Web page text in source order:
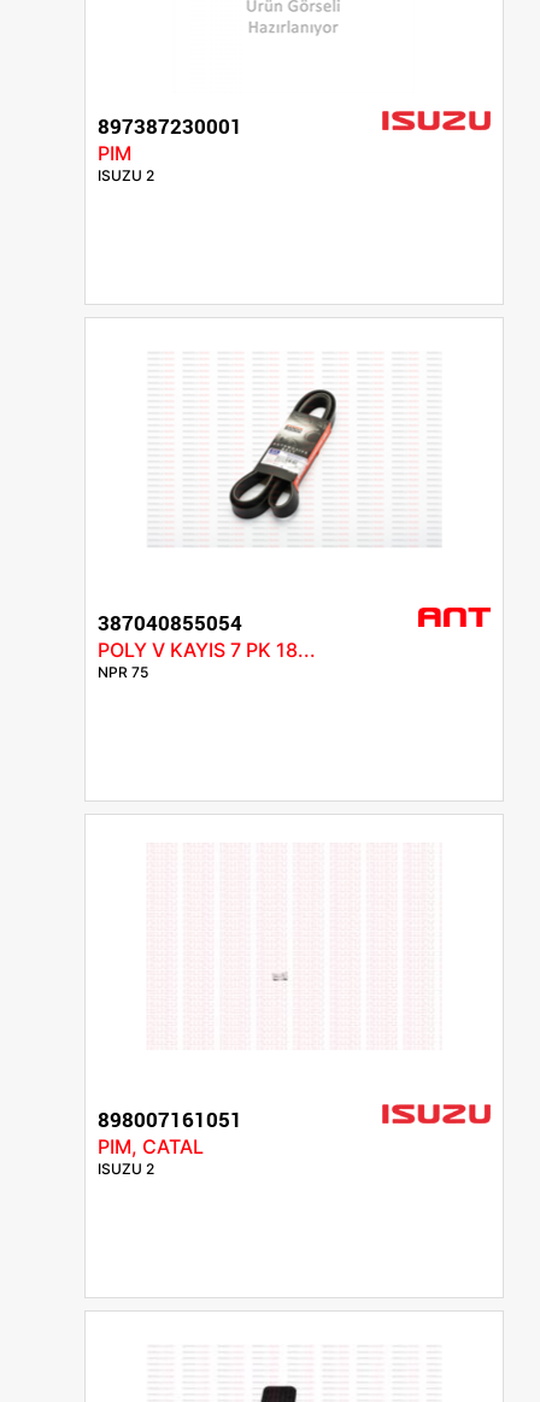
897387230001
PIM
ISUZU 2
387040855054
POLY V KAYIS 7 PK 18...
NPR 75
898007161051
PIM, CATAL
ISUZU 2